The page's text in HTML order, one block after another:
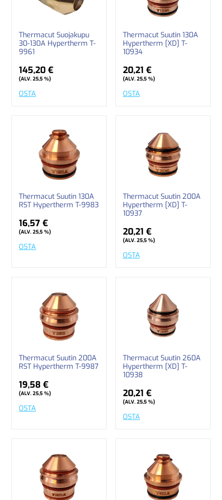
Thermacut Suojakupu
30-130A Hypertherm T-
9961
145,20 €
(ALV. 25,5 %)
OSTA
Thermacut Suutin 130A
Hypertherm [XD] T-
10934
20,21 €
(ALV. 25,5 %)
OSTA
Thermacut Suutin 130A
RST Hypertherm T-9983
16,57 €
(ALV. 25,5 %)
OSTA
Thermacut Suutin 200A
Hypertherm [XD] T-
10937
20,21 €
(ALV. 25,5 %)
OSTA
Thermacut Suutin 200A
RST Hypertherm T-9987
19,58 €
(ALV. 25,5 %)
OSTA
Thermacut Suutin 260A
Hypertherm [XD] T-
10938
20,21 €
(ALV. 25,5 %)
OSTA